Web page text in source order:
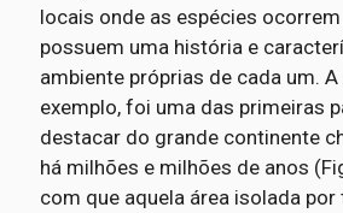
locais onde as espécies
possuem uma história e
ambiente próprias de cada um.
exemplo, foi uma das primeiras
destacar do grande continente
há milhões e milhões de anos
com que aquela área isolada